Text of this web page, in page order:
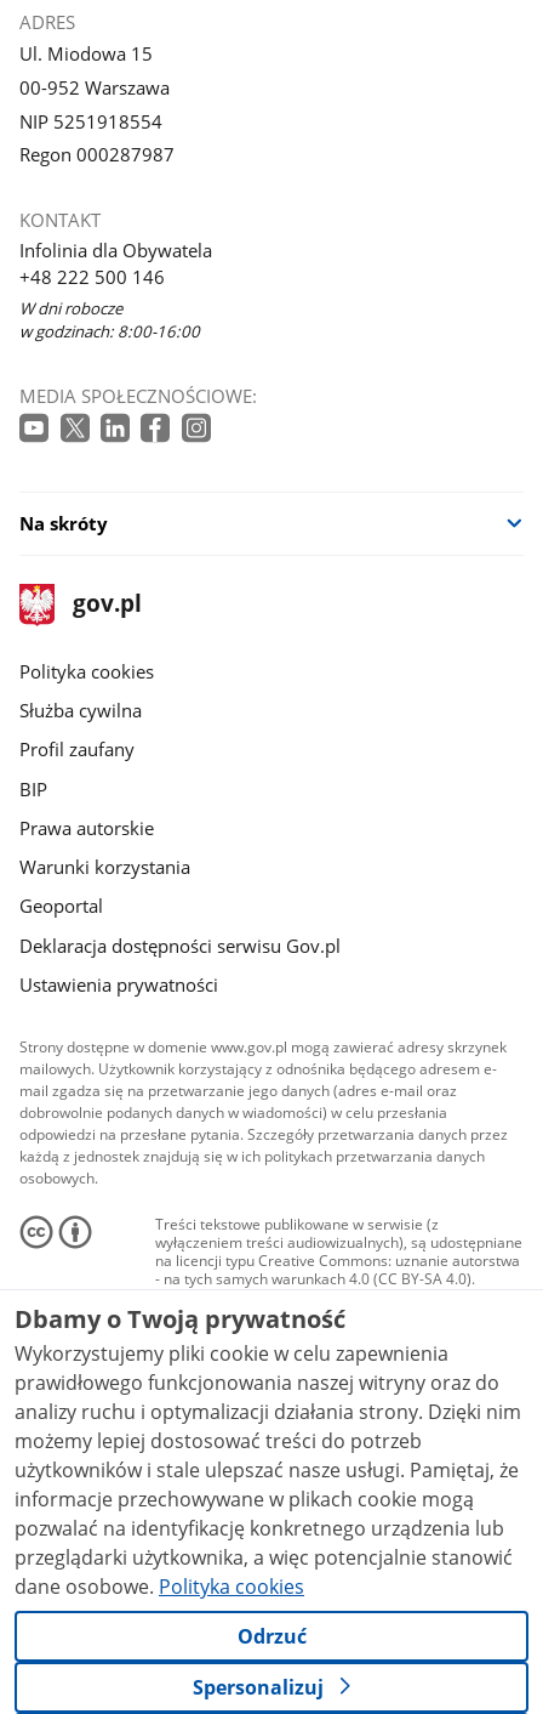
ADRES
Ul. Miodowa 15
00-952 Warszawa
NIP 5251918554
Regon 000287987
KONTAKT
Infolinia dla Obywatela
+48 222 500 146
W dni robocze
w godzinach: 8:00-16:00
MEDIA SPOŁECZNOŚCIOWE:
Na skróty
stopka
gov.pl
Strona
gov.pl
gov.pl
Polityka cookies
Służba cywilna
Profil zaufany
BIP
Prawa autorskie
Warunki korzystania
Geoportal
Deklaracja dostępności serwisu Gov.pl
Ustawienia prywatności
Strony dostępne w domenie www.gov.pl mogą zawierać adresy skrzynek
mailowych. Użytkownik korzystający z odnośnika będącego adresem e-
mail zgadza się na przetwarzanie jego danych (adres e-mail oraz
dobrowolnie podanych danych w wiadomości) w celu przesłania
odpowiedzi na przesłane pytania. Szczegóły przetwarzania danych przez
każdą z jednostek znajdują się w ich politykach przetwarzania danych
osobowych.
Treści tekstowe publikowane w serwisie (z
wyłączeniem treści audiowizualnych), są udostępniane
na licencji typu Creative Commons: uznanie autorstwa
- na tych samych warunkach 4.0 (CC BY-SA 4.0).
Materiały audiowizualne, w tym zdjęcia, materiały
audio i wideo, są udostępniane na licencji typu
Creative Commons: uznanie autorstwa użycie
niekomercyjne - bez utworów zależnych 4.0 (CC BY-
NC-ND 4.0), o ile nie jest to stwierdzone inaczej.
Dbamy o Twoją prywatność
Wykorzystujemy pliki cookie w celu zapewnienia
prawidłowego funkcjonowania naszej witryny oraz do
analizy ruchu i optymalizacji działania strony. Dzięki nim
możemy lepiej dostosować treści do potrzeb
użytkowników i stale ulepszać nasze usługi. Pamiętaj, że
informacje przechowywane w plikach cookie mogą
pozwalać na identyfikację konkretnego urządzenia lub
przeglądarki użytkownika, a więc potencjalnie stanowić
dane osobowe. Polityka cookies
Odrzuć
Spersonalizuj